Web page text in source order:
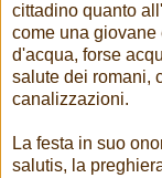
cittadino quanto
come una
d'acqua, forse
salute dei romani,
canalizzazioni.
La festa in suo
salutis, la